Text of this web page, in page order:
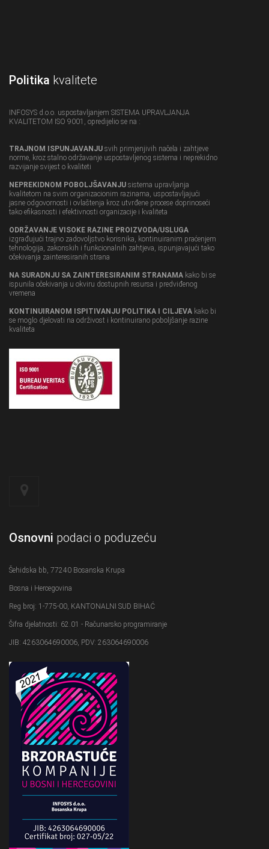
Politika kvalitete
INFOSYS d.o.o. uspostavljanjem SISTEMA UPRAVLJANJA
KVALITETOM ISO 9001, opredijelio se na :
TRAJNOM ISPUNJAVANJU svih primjenjivih načela i zahtjeve
norme, kroz stalno održavanje uspostavljenog sistema i neprekidno
razvijanje svijest o kvaliteti
NEPREKIDNOM POBOLJŠAVANJU sistema upravljanja
kvalitetom na svim organizacionim razinama, uspostavljajući
jasne odgovornosti i ovlaštenja kroz utvrđene procese doprinoseći
tako efikasnosti i efektivnosti organizacije i kvaliteta
ODRŽAVANJE VISOKE RAZINE PROIZVODA/USLUGA
izgrađujući trajno zadovoljstvo korisnika, kontinuiranim praćenjem
tehnologija, zakonskih i funkcionalnih zahtjeva, ispunjavajući tako
očekivanja zainteresiranih strana
NA SURADNJU SA ZAINTERESIRANIM STRANAMA kako bi se
ispunila očekivanja u okviru dostupnih resursa i predviđenog
vremena
KONTINUIRANOM ISPITIVANJU POLITIKA I CILJEVA kako bi
se moglo djelovati na održivost i kontinuirano poboljšanje razine
kvaliteta
Osnovni podaci o poduzeću
Šehidska bb, 77240 Bosanska Krupa
Bosna i Hercegovina
Reg broj: 1-775-00, KANTONALNI SUD BIHAĆ
Šifra djelatnosti: 62.01 - Računarsko programiranje
JIB: 4263064690006, PDV: 263064690006